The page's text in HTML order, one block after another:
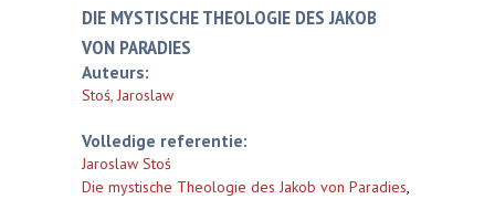
DIE MYSTISCHE THEOLOGIE DES JAKOB
VON PARADIES
Auteurs:
Stoś, Jaroslaw
Volledige referentie:
Jaroslaw Stoś
Die mystische Theologie des Jakob von Paradies,